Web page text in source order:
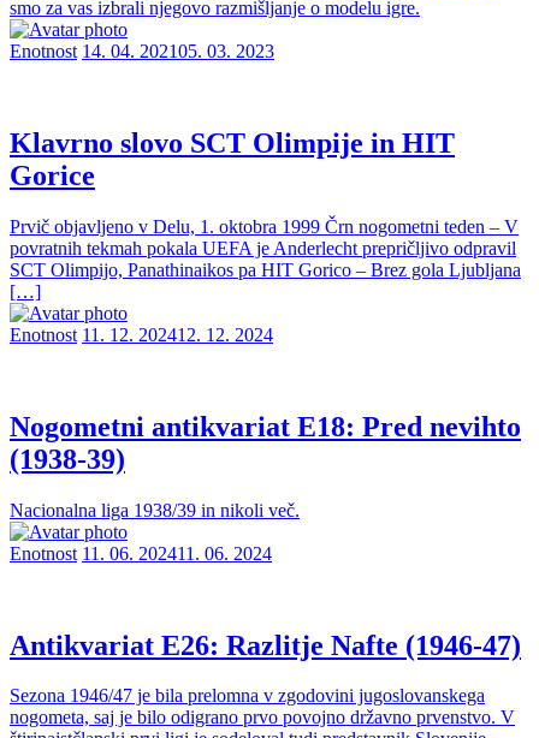
smo za vas izbrali njegovo razmišljanje o modelu igre.
Enotnost 14. 04. 202105. 03. 2023
Klavrno slovo SCT Olimpije in HIT
Gorice
Prvič objavljeno v Delu, 1. oktobra 1999 Črn nogometni teden – V
povratnih tekmah pokala UEFA je Anderlecht prepričljivo odpravil
SCT Olimpijo, Panathinaikos pa HIT Gorico – Brez gola Ljubljana
[…]
Enotnost 11. 12. 202412. 12. 2024
Nogometni antikvariat E18: Pred nevihto
(1938-39)
Nacionalna liga 1938/39 in nikoli več.
Enotnost 11. 06. 202411. 06. 2024
Antikvariat E26: Razlitje Nafte (1946-47)
Sezona 1946/47 je bila prelomna v zgodovini jugoslovanskega
nogometa, saj je bilo odigrano prvo povojno državno prvenstvo. V